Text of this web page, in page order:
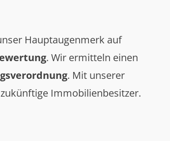
Hauptaugenmerk auf
. Wir ermitteln einen
. Mit unserer
Immobilienbesitzer.